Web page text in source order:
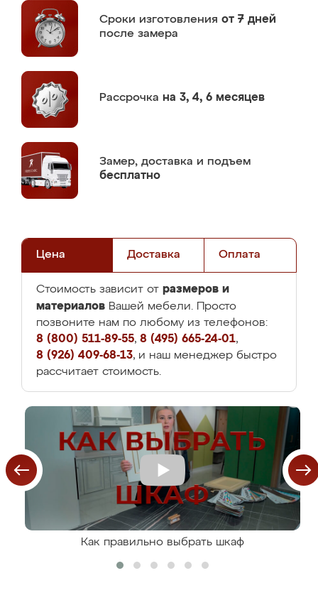
Сроки изготовления от 7 дней
после замера
Рассрочка на 3, 4, 6 месяцев
Замер, доставка и подъем
бесплатно
Цена Доставка Оплата
Стоимость зависит от размеров и
материалов Вашей мебели. Просто
позвоните нам по любому из телефонов:
8 (800) 511-89-55, 8 (495) 665-24-01,
8 (926) 409-68-13, и наш менеджер быстро
рассчитает стоимость.
Как правильно выбрать шкаф